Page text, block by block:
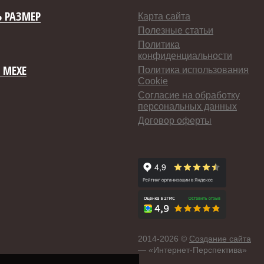
РАЗМЕР
Карта сайта
Полезные статьи
Политика
конфиденциальности
Политика использования
Cookie
Согласие на обработку
персональных данных
Договор оферты
2014-2026 © Создание сайта
— «Интернет-Перспектива»